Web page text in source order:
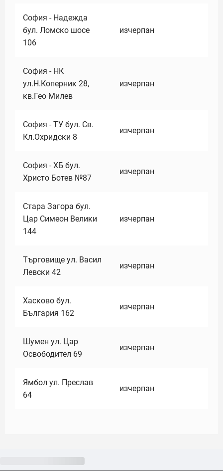
София - Надежда
бул. Ломско шосе
106
изчерпан
София - НК
ул.Н.Коперник 28,
кв.Гео Милев
изчерпан
София - ТУ бул. Св.
Кл.Охридски 8
изчерпан
София - ХБ бул.
Христо Ботев №87
изчерпан
Стара Загора бул.
Цар Симеон Велики
144
изчерпан
Търговище ул. Васил
Левски 42
изчерпан
Хасково бул.
България 162
изчерпан
Шумен ул. Цар
Освободител 69
изчерпан
Ямбол ул. Преслав
64
изчерпан